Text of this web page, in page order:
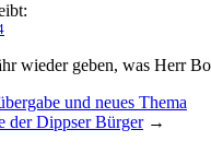
wieder geben, was Herr
und neues Thema
der Dippser Bürger→